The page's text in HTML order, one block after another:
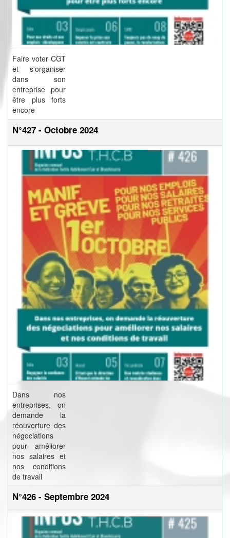
Faire voter CGT
et s'organiser
dans son
entreprise pour
être plus forts
encore
N°427 - Octobre 2024
Dans nos
entreprises, on
demande la
réouverture des
négociations
pour améliorer
nos salaires et
nos conditions
de travail
N°426 - Septembre 2024